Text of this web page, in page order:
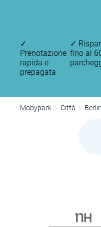
✓
Prenotazione
rapida e
prepagata
✓
fino al
Mobypark Città